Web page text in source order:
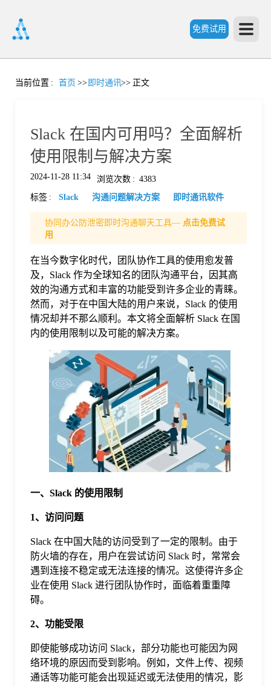
免费试用
首
价
格
当前位置 : 首页 >> 即时通讯>> 正文
Slack 在国内可用吗？全面解析
使用限制与解决方案
2024-11-28 11:34 浏览次数 : 4383
标签 : Slack 沟通问题解决方案 即时通讯软件
协同办公防泄密即时沟通聊天工具— 点击免费试
用
在当今数字化时代，团队协作工具的使用愈发普
及，Slack 作为全球知名的团队沟通平台，因其高
效的沟通方式和丰富的功能受到许多企业的青睐。
然而，对于在中国大陆的用户来说，Slack 的使用
情况却并不那么顺利。本文将全面解析 Slack 在国
内的使用限制以及可能的解决方案。
一、Slack 的使用限制
1、访问问题
Slack 在中国大陆的访问受到了一定的限制。由于
防火墙的存在，用户在尝试访问 Slack 时，常常会
遇到连接不稳定或无法连接的情况。这使得许多企
业在使用 Slack 进行团队协作时，面临着重重障
碍。
2、功能受限
即使能够成功访问 Slack，部分功能也可能因为网
络环境的原因而受到影响。例如，文件上传、视频
通话等功能可能会出现延迟或无法使用的情况，影